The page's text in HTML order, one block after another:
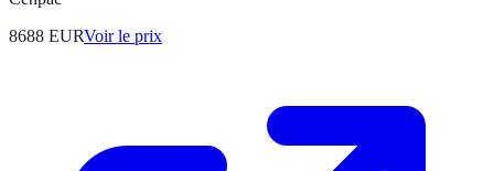
8688 EURVoir le prix